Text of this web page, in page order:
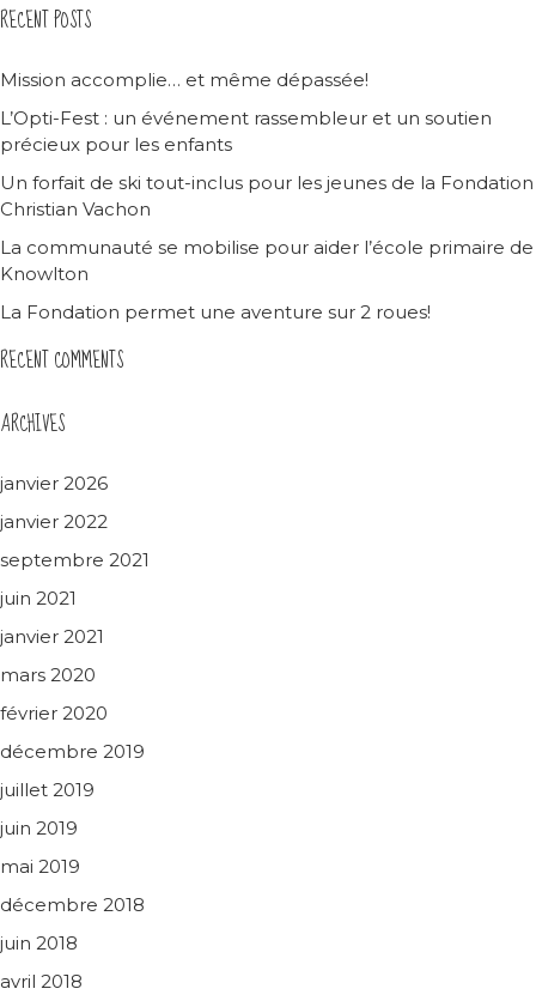
RECENT POSTS
Mission accomplie… et même dépassée!
L’Opti-Fest : un événement rassembleur et un soutien
précieux pour les enfants
Un forfait de ski tout-inclus pour les jeunes de la Fondation
Christian Vachon
La communauté se mobilise pour aider l’école primaire de
Knowlton
La Fondation permet une aventure sur 2 roues!
RECENT COMMENTS
ARCHIVES
janvier 2026
janvier 2022
septembre 2021
juin 2021
janvier 2021
mars 2020
février 2020
décembre 2019
juillet 2019
juin 2019
mai 2019
décembre 2018
juin 2018
avril 2018